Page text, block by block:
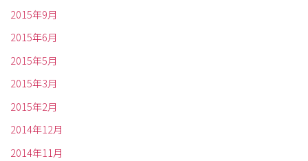
2015年9月
2015年6月
2015年5月
2015年3月
2015年2月
2014年12月
2014年11月